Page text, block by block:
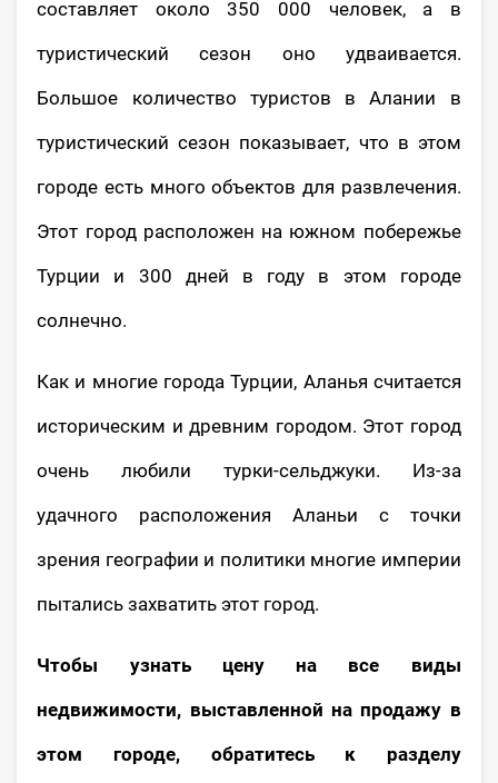
составляет около 350 000 человек, а в
туристический сезон оно удваивается.
Большое количество туристов в Алании в
туристический сезон показывает, что в этом
городе есть много объектов для развлечения.
Этот город расположен на южном побережье
Турции и 300 дней в году в этом городе
солнечно.
Как и многие города Турции, Аланья считается
историческим и древним городом. Этот город
очень любили турки-сельджуки. Из-за
удачного расположения Аланьи с точки
зрения географии и политики многие империи
пытались захватить этот город.
Чтобы узнать цену на все виды
недвижимости, выставленной на продажу в
этом городе, обратитесь к разделу